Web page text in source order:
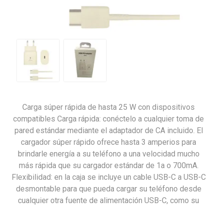
Carga súper rápida de hasta 25 W con dispositivos
compatibles Carga rápida: conéctelo a cualquier toma de
pared estándar mediante el adaptador de CA incluido. El
cargador súper rápido ofrece hasta 3 amperios para
brindarle energía a su teléfono a una velocidad mucho
más rápida que su cargador estándar de 1a o 700mA.
Flexibilidad: en la caja se incluye un cable USB-C a USB-C
desmontable para que pueda cargar su teléfono desde
cualquier otra fuente de alimentación USB-C, como su